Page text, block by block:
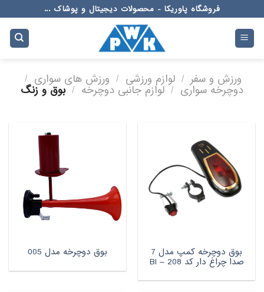
to
content
فروشگاه پاوریکا - محصولات دیجیتال و پوشاک ...
ورزش و سفر / لوازم ورزشی / ورزش های سواری /
دوچرخه سواری / لوازم جانبی دوچرخه / بوق و زنگ
بوق دوچرخه کمپ مدل 7
صدا چراغ دار کد BI – 208
بوق دوچرخه مدل 005